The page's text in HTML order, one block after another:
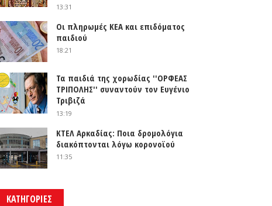
13:31
Οι πληρωμές ΚΕΑ και επιδόματος
παιδιού
18:21
Τα παιδιά της χορωδίας ''ΟΡΦΕΑΣ
ΤΡΙΠΟΛΗΣ'' συναντούν τον Ευγένιο
Τριβιζά
13:19
ΚΤΕΛ Αρκαδίας: Ποια δρομολόγια
διακόπτονται λόγω κορονοϊού
11:35
ΚΑΤΗΓΟΡΙΕΣ